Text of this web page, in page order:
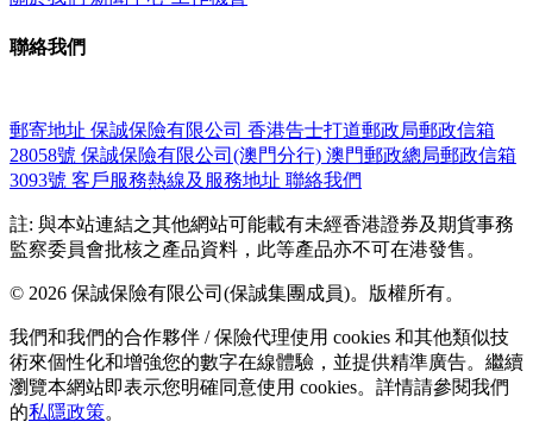
聯絡我們
郵寄地址 保誠保險有限公司 香港告士打道郵政局郵政信箱
28058號 保誠保險有限公司(澳門分行) 澳門郵政總局郵政信箱
3093號 客戶服務熱線及服務地址 聯絡我們
註: 與本站連結之其他網站可能載有未經香港證券及期貨事務
監察委員會批核之產品資料，此等產品亦不可在港發售。
© 2026 保誠保險有限公司(保誠集團成員)。版權所有。
我們和我們的合作夥伴 / 保險代理使用 cookies 和其他類似技
術來個性化和增強您的數字在線體驗，並提供精準廣告。繼續
瀏覽本網站即表示您明確同意使用 cookies。詳情請參閱我們
的私隱政策。